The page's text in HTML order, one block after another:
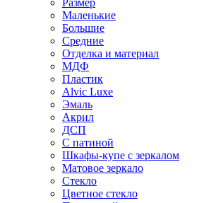
Размер
Маленькие
Большие
Средние
Отделка и материал
МДФ
Пластик
Alvic Luxe
Эмаль
Акрил
ДСП
С патиной
Шкафы-купе с зеркалом
Матовое зеркало
Стекло
Цветное стекло